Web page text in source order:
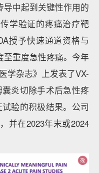
中起到关键性作用的
学验证的疼痛治疗靶
授予快速通道资格与
重度急性疼痛。今年
学杂志》上发表了VX-
炎切除手术后急性疼
验的积极结果。公司
并在2023年末或2024